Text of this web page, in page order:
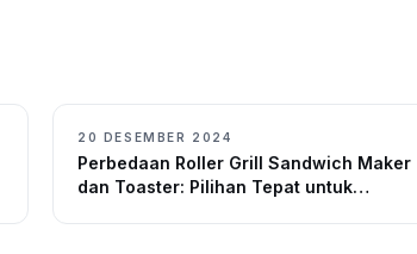
20 DESEMBER 2024
Perbedaan Roller Grill Sandwich Maker
dan Toaster: Pilihan Tepat untuk